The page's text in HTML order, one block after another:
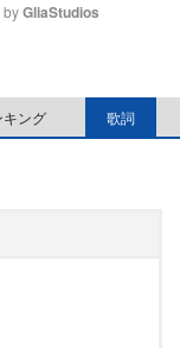
e
by GliaStudios
キング 歌詞